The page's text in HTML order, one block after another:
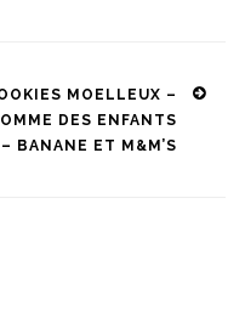
MOELLEUX –
DES ENFANTS
– BANANE ET M&M’S